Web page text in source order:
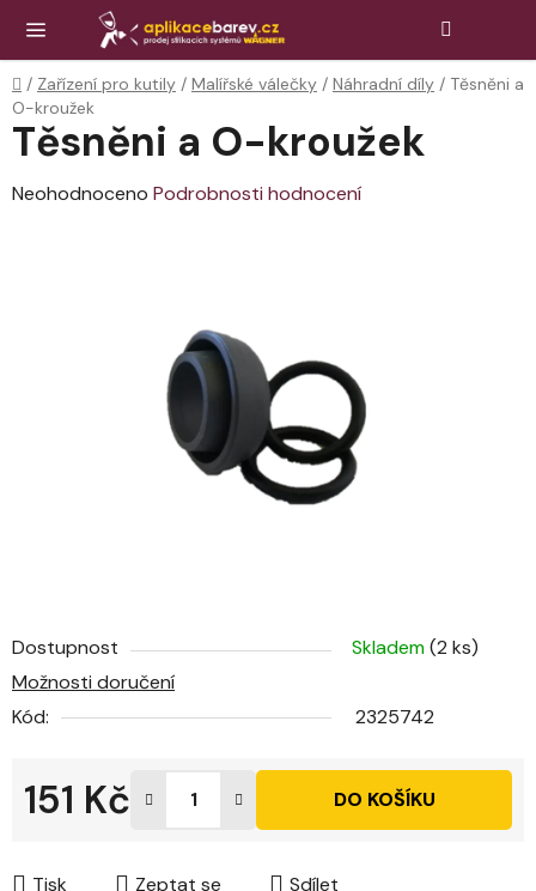
obsah
Domů
/ Zařízení pro kutily / Malířské válečky / Náhradní díly / Těsněni a
O-kroužek
Dostupnost Skladem(2 ks)
Možnosti doručení
Kód:
2325742
151 Kč DO KOŠÍKU
Tisk Zeptat se Sdílet
Těsněni a O-kroužek
Průměrné
Neohodnoceno Podrobnosti hodnocení